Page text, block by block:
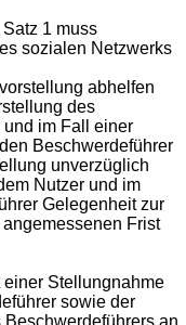
1 muss
sozialen Netzwerks
abhelfen
des
im Fall einer
Beschwerdeführer
unverzüglich
Nutzer und im
Gelegenheit zur
Frist
Stellungnahme
sowie der
Beschwerdeführers an